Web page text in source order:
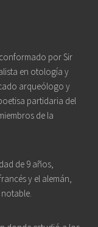
por Sir
en otología y
arqueólogo y
partidaria del
de la
de 9 años,
y el alemán,